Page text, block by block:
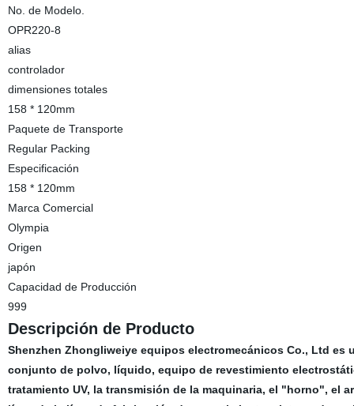
No. de Modelo.
OPR220-8
alias
controlador
dimensiones totales
158 * 120mm
Paquete de Transporte
Regular Packing
Especificación
158 * 120mm
Marca Comercial
Olympia
Origen
japón
Capacidad de Producción
999
Descripción de Producto
Shenzhen Zhongliweiye equipos electromecánicos Co., Ltd
conjunto de polvo, líquido, equipo de revestimiento
tratamiento UV, la transmisión de la maquinaria, el "horno", el